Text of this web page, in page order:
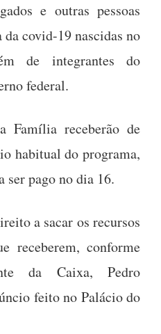
e outras pessoas
da covid-19 nascidas no
de integrantes do
federal.
Família receberão de
habitual do programa,
ser pago no dia 16.
a sacar os recursos
receberem, conforme
da Caixa, Pedro
feito no Palácio do